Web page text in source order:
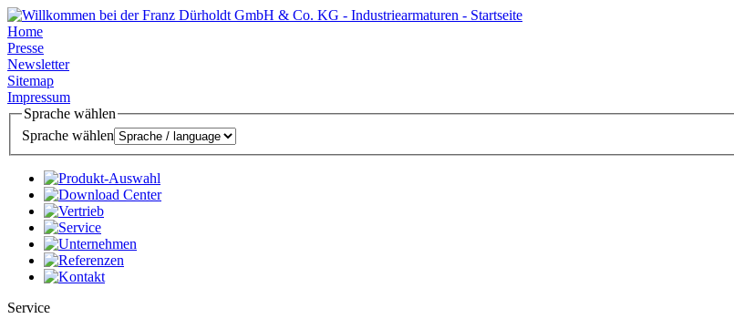
Home
Presse
Newsletter
Sitemap
Impressum
Sprache wählen
Sprache wählen
Service